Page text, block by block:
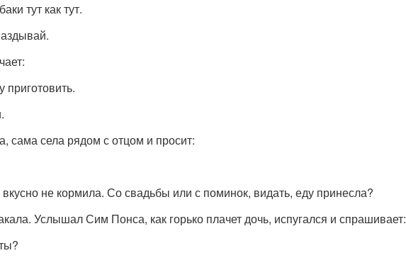
тут как тут.
приготовить.
сама села рядом с отцом и просит:
не кормила. Со свадьбы или с поминок, видать, еду принесла?
Услышал Сим Понса, как горько плачет дочь, испугался и спрашивает: